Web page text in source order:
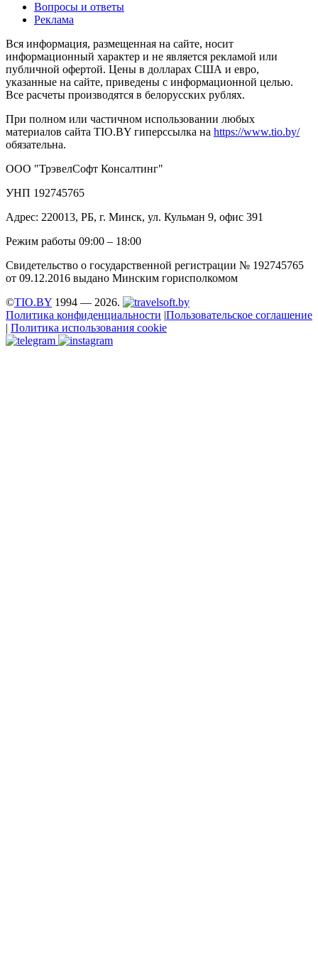
Вопросы и ответы
Реклама
Вся информация, размещенная на сайте, носит
информационный характер и не является рекламой или
публичной офертой. Цены в долларах США и евро,
указанные на сайте, приведены с информационной целью.
Все расчеты производятся в белорусских рублях.
При полном или частичном использовании любых
материалов сайта TIO.BY гиперссылка на https://www.tio.by/
обязательна.
ООО "ТрэвелСофт Консалтинг"
УНП 192745765
Адрес: 220013, РБ, г. Минск, ул. Кульман 9, офис 391
Режим работы 09:00 – 18:00
Свидетельство о государственной регистрации № 192745765
от 09.12.2016 выдано Минским горисполкомом
©TIO.BY 1994 — 2026.
Политика конфиденциальности |Пользовательское соглашение
| Политика использования cookie